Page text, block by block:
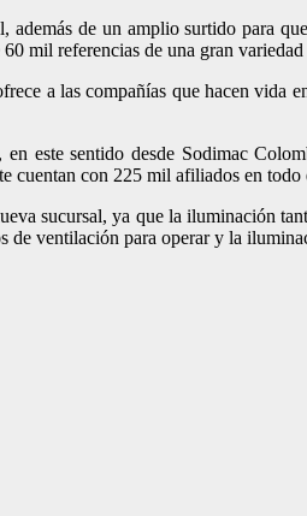
de un amplio surtido para
mil referencias de una gran
a las compañías que hacen vida
este sentido desde Sodimac
cuentan con 225 mil afiliados en
sucursal, ya que la iluminación
de ventilación para operar y la